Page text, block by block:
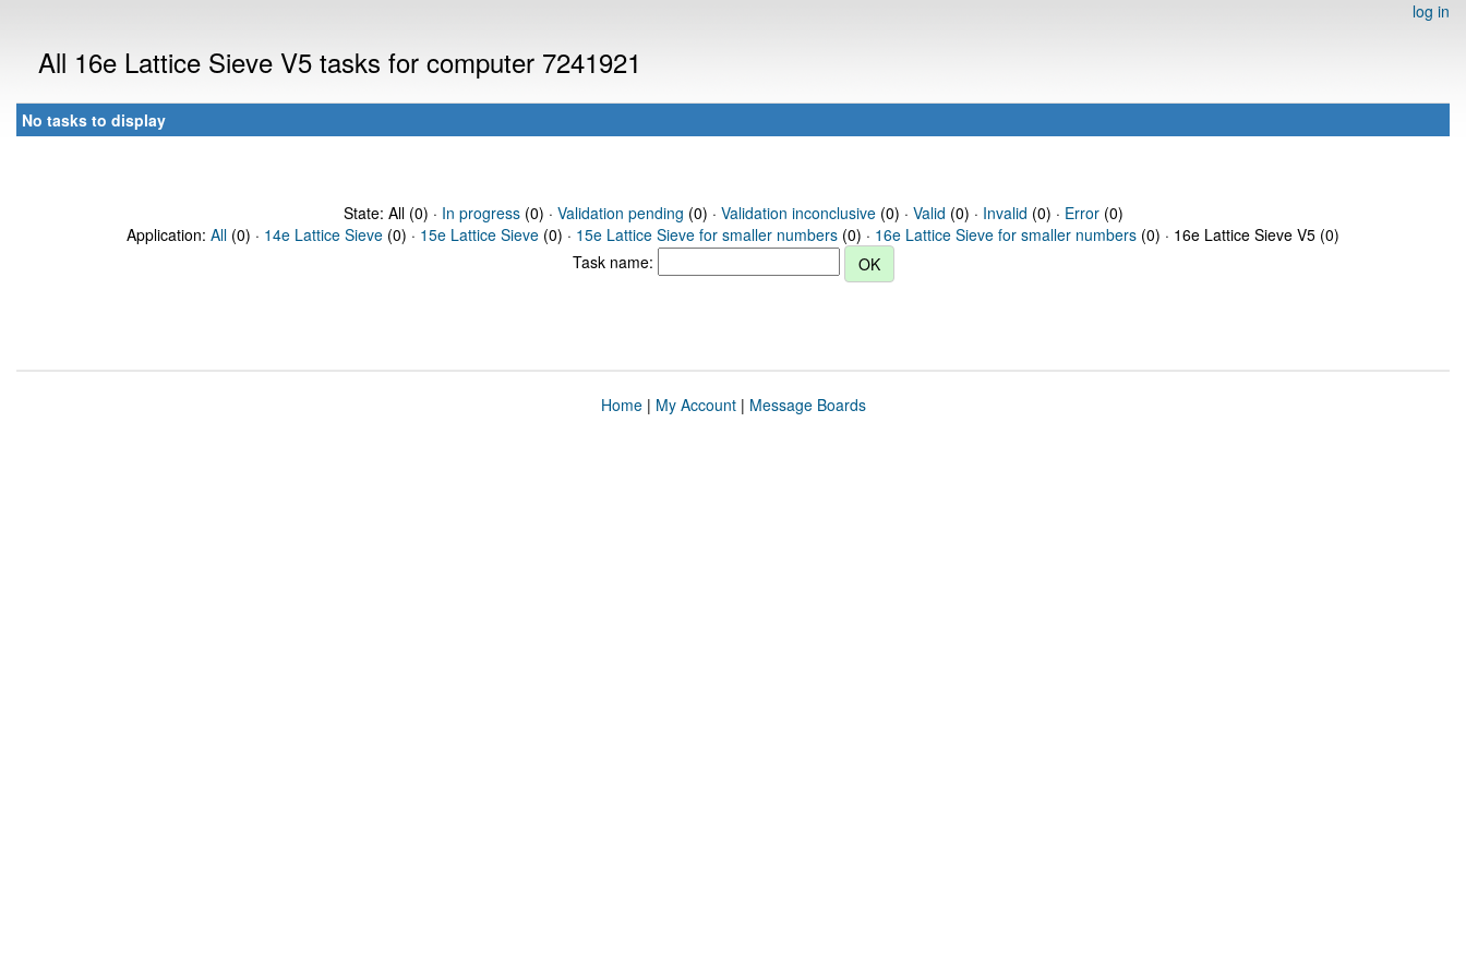
log in
All 16e Lattice Sieve V5 tasks for computer 7241921
No tasks to display
State: All (0) · In progress(0) · Validation pending (0) · Validation inconclusive(0) · Valid (0) · Invalid (0) · Error(0)
Application: All (0) · 14e Lattice Sieve (0) · 15e Lattice Sieve (0) · 15e Lattice Sieve for smaller numbers (0) · 16e Lattice Sieve for smaller numbers (0) · 16e Lattice Sieve V5 (0)
Task name:
Home| My Account| Message Boards